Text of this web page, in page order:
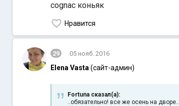
cognac коньяк
Нравится
29 05 нояб. 2016
Elena Vasta (сайт-админ)
Fortuna сказал(а):
..обязательно! все же осень на дворе..